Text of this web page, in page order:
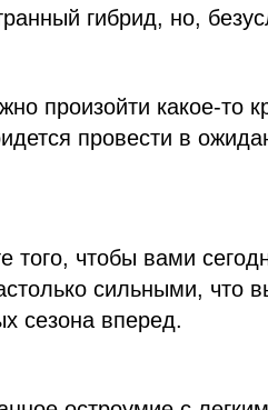
гибрид, но,
произойти какое-то
провести в
того, чтобы вами
сильными, что
сезона вперед.